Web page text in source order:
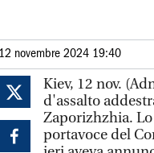
12 novembre 2024 19:40
Kiev, 12 nov.
d'assalto
Zaporizhzhia.
portavoce del